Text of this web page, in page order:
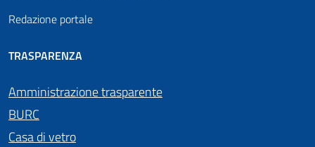
Redazione portale
TRASPARENZA
Amministrazione trasparente
BURC
Casa di vetro